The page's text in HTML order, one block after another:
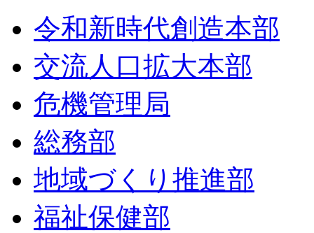
令和新時代創造本部
交流人口拡大本部
危機管理局
総務部
地域づくり推進部
福祉保健部